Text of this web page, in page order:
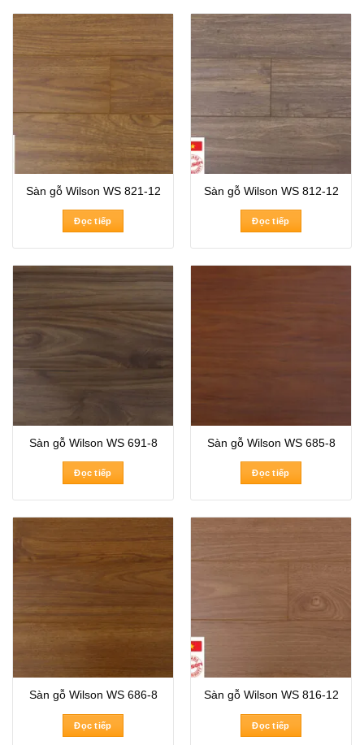
Sàn gỗ Wilson WS 821-12
Đọc tiếp
Sàn gỗ Wilson WS 812-12
Đọc tiếp
Sàn gỗ Wilson WS 691-8
Đọc tiếp
Sàn gỗ Wilson WS 685-8
Đọc tiếp
Sàn gỗ Wilson WS 686-8
Đọc tiếp
Sàn gỗ Wilson WS 816-12
Đọc tiếp